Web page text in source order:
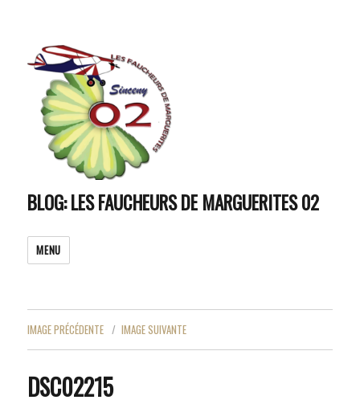
BLOG: LES FAUCHEURS DE MARGUERITES 02
MENU
IMAGE PRÉCÉDENTE IMAGE SUIVANTE
DSC02215